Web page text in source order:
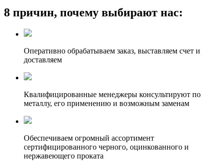
8 причин, почему выбирают нас:
Оперативно обрабатываем заказ, выставляем счет и
доставляем
Квалифицированные менеджеры консультируют по
металлу, его применению и возможным заменам
Обеспечиваем огромный ассортимент
сертифицированного черного, оцинкованного и
нержавеющего проката